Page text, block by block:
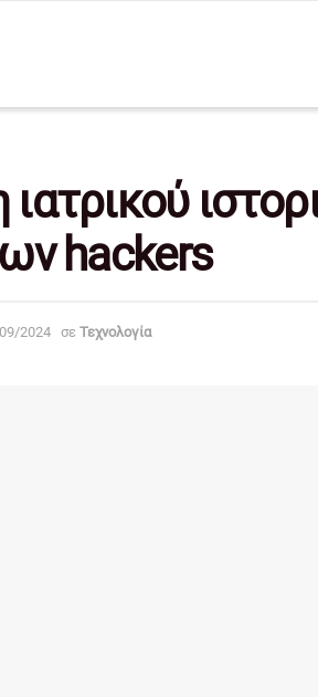
hackers
2024 σε Τεχνολογία